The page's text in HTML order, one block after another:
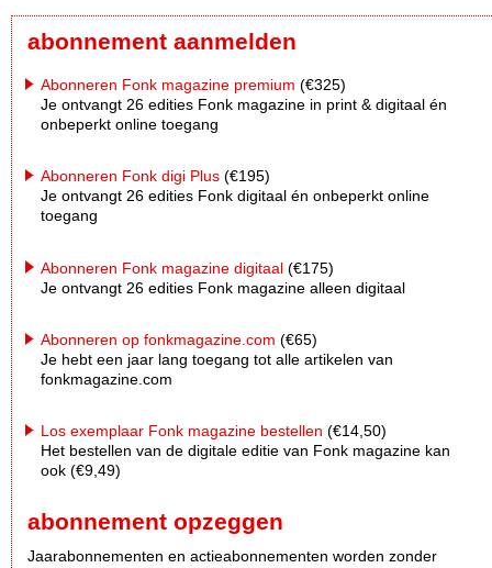
abonnement aanmelden
Abonneren Fonk magazine premium (€325)
Je ontvangt 26 edities Fonk magazine in print & digitaal én
onbeperkt online toegang
Abonneren Fonk digi Plus (€195)
Je ontvangt 26 edities Fonk digitaal én onbeperkt online
toegang
Abonneren Fonk magazine digitaal (€175)
Je ontvangt 26 edities Fonk magazine alleen digitaal
Abonneren op fonkmagazine.com (€65)
Je hebt een jaar lang toegang tot alle artikelen van
fonkmagazine.com
Los exemplaar Fonk magazine bestellen (€14,50)
Het bestellen van de digitale editie van Fonk magazine kan
ook (€9,49)
abonnement opzeggen
Jaarabonnementen en actieabonnementen worden zonder